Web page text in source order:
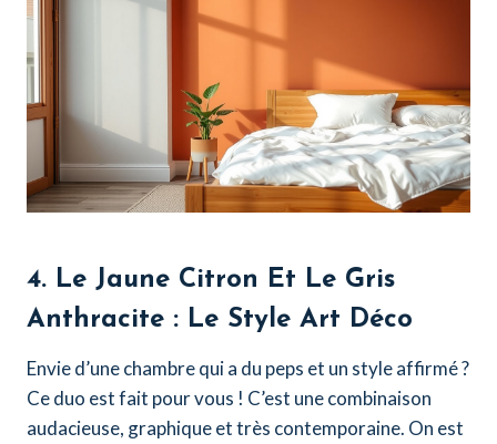
4. Le Jaune Citron Et Le Gris
Anthracite : Le Style Art Déco
Envie d’une chambre qui a du peps et un style affirmé ?
Ce duo est fait pour vous ! C’est une combinaison
audacieuse, graphique et très contemporaine. On est